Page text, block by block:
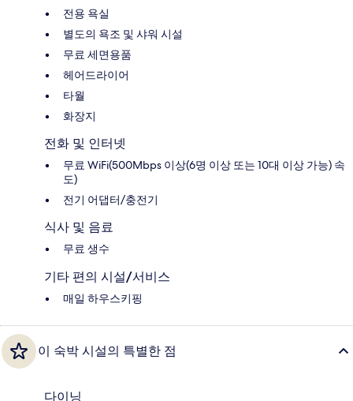
전용 욕실
별도의 욕조 및 샤워 시설
무료 세면용품
헤어드라이어
타월
화장지
전화 및 인터넷
무료 WiFi(500Mbps 이상(6명 이상 또는 10대 이상 가능) 속
도)
전기 어댑터/충전기
식사 및 음료
무료 생수
기타 편의 시설/서비스
매일 하우스키핑
이 숙박 시설의 특별한 점
다이닝